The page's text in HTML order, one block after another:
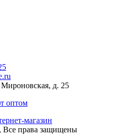
д. 25
оптом
магазин
права защищены